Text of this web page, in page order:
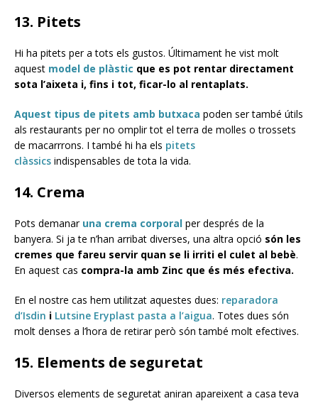
13. Pitets
Hi ha pitets per a tots els gustos. Últimament he vist molt
aquest model de plàstic que es pot rentar directament
sota l’aixeta i, fins i tot, ficar-lo al rentaplats.
Aquest tipus de pitets amb butxaca poden ser també útils
als restaurants per no omplir tot el terra de molles o trossets
de macarrrons. I també hi ha els pitets
clàssics indispensables de tota la vida.
14. Crema
Pots demanar una crema corporal per després de la
banyera. Si ja te n’han arribat diverses, una altra opció són les
cremes que fareu servir quan se li irriti el culet al bebè.
En aquest cas compra-la amb Zinc que és més efectiva.
En el nostre cas hem utilitzat aquestes dues: reparadora
d’Isdin i Lutsine Eryplast pasta a l’aigua. Totes dues són
molt denses a l’hora de retirar però són també molt efectives.
15. Elements de seguretat
Diversos elements de seguretat aniran apareixent a casa teva